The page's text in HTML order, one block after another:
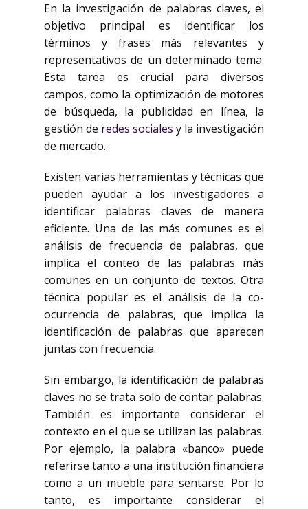
En la investigación de palabras claves, el
objetivo principal es identificar los
términos y frases más relevantes y
representativos de un determinado tema.
Esta tarea es crucial para diversos
campos, como la optimización de motores
de búsqueda, la publicidad en línea, la
gestión de redes sociales y la investigación
de mercado.
Existen varias herramientas y técnicas que
pueden ayudar a los investigadores a
identificar palabras claves de manera
eficiente. Una de las más comunes es el
análisis de frecuencia de palabras, que
implica el conteo de las palabras más
comunes en un conjunto de textos. Otra
técnica popular es el análisis de la co-
ocurrencia de palabras, que implica la
identificación de palabras que aparecen
juntas con frecuencia.
Sin embargo, la identificación de palabras
claves no se trata solo de contar palabras.
También es importante considerar el
contexto en el que se utilizan las palabras.
Por ejemplo, la palabra «banco» puede
referirse tanto a una institución financiera
como a un mueble para sentarse. Por lo
tanto, es importante considerar el